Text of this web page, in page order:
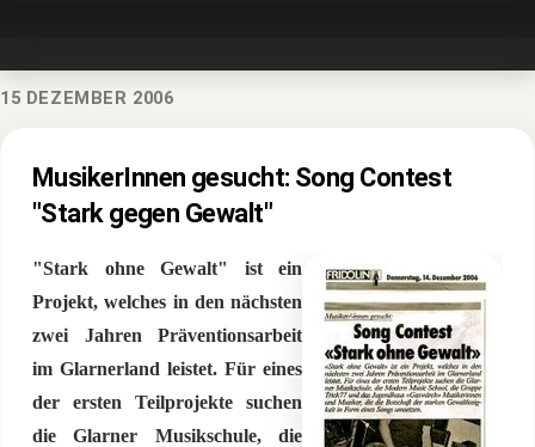
15 DEZEMBER 2006
MusikerInnen gesucht: Song Contest
"Stark gegen Gewalt"
"Stark ohne Gewalt" ist ein
Projekt, welches in den nächsten
zwei Jahren Präventionsarbeit
im Glarnerland leistet. Für eines
der ersten Teilprojekte suchen
die Glarner Musikschule, die